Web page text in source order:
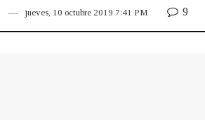
jueves, 10 octubre 2019 7:41 PM 9